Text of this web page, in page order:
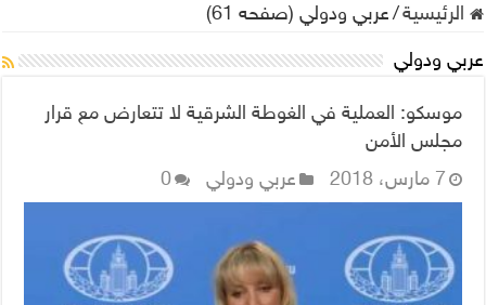
الرئيسية/عربي ودولي (صفحه 61)
عربي ودولي
موسكو: العملية في الغوطة الشرقية لا تتعارض مع قرار
مجلس الأمن
7 مارس، 2018
عربي ودولي 0